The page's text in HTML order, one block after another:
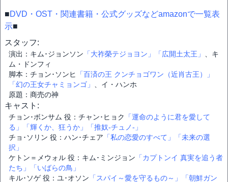
■DVD・OST・関連書籍・公式グッズなどamazonで一覧表
示■
スタッフ:
演出：キム･ジョンソン 「大祚榮テジョヨン」 「広開土太王」
、キ
ム・ドンフィ
脚本：チョン･ソンヒ
「百済の王 クンチョゴワン（近肖古王）」
「幻の王女チャミョンゴ」
、イ・ハンホ
原題：商売の神
キャスト:
チョン･ボンサム 役：チャン･ヒョク
「運命のように君を愛して
る」
「輝くか、狂うか」
「推奴-チュノ-」
チョ･ソリン 役：ハン･チェア 「私の恋愛のすべて」
「未来の選
択」
ケトン＝メウォル 役：キム･ミンジョン 「カプトンイ 真実を追う者
たち」
「いばらの鳥」
キル･ソゲ 役：ユ･オソン 「スパイ～愛を守るもの～」 「朝鮮ガン